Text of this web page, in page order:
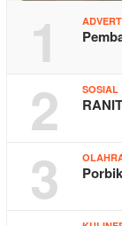
1
2 SOSIAL
3